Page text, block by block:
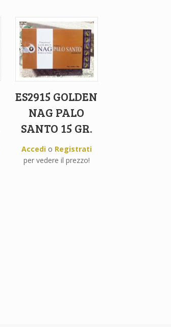
ES2915 GOLDEN
NAG PALO
SANTO 15 GR.
Accedio Registrati
per vedere il prezzo!